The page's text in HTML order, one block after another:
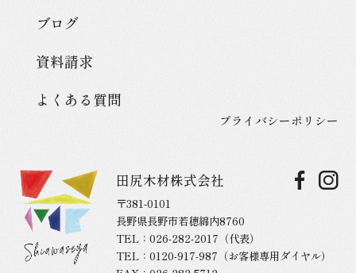
田尻木材株式会社
〒381-0101
長野県長野市若穂綿内8760
TEL： 026-282-2017 （代表）
TEL： 0120-917-987 （お客様専用ダイヤル）
ブログ
資料請求
よくある質問
プライバシーポリシー